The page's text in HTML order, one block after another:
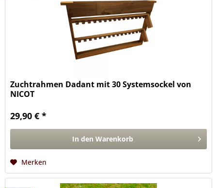
Zuchtrahmen Dadant mit 30 Systemsockel von
NICOT
29,90 € *
In den Warenkorb
Merken